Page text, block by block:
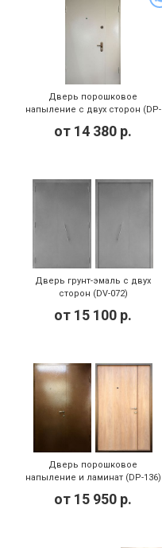
Дверь порошковое
напыление с двух сторон (DP-
от 14 380 р.
Дверь грунт-эмаль с двух
сторон (DV-072)
от 15 100 р.
Дверь порошковое
напыление и ламинат (DP-136)
от 15 950 р.